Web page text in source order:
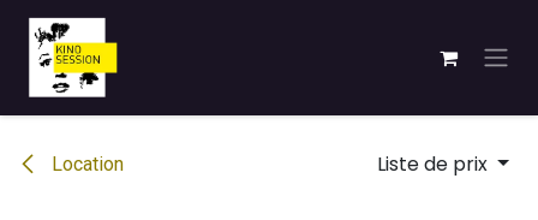
Se rendre au contenu
Location Liste de prix